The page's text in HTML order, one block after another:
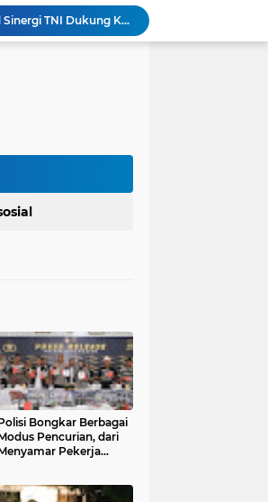
Babinsa Hadir di Posyandu Cenderawasih, Wujud Sinergi TNI Dukung Kesehatan Masyarakat
Polres Gianyar Gelar Apel Kesiapan Pengamanan Final Piala Presiden 2026
Personel Satgas TMMD 129 Kodim 0904/Paser Ciptakan Lingkungan Bersih
Bongkar Berbagai
Pencurian, dari
Pekerja